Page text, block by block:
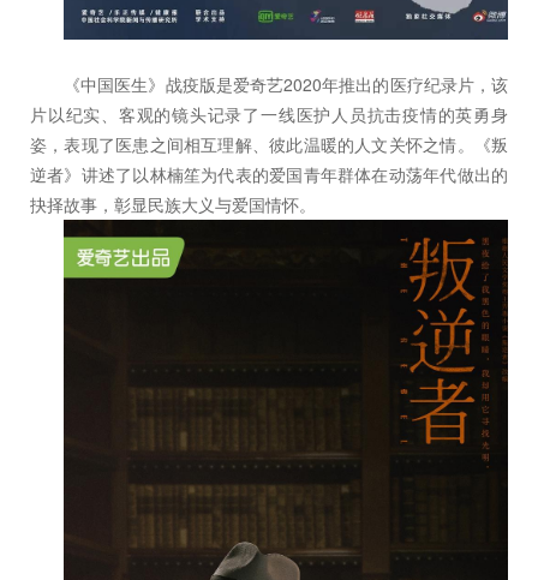
《中国医生》战疫版是爱奇艺2020年推出的医疗纪录片，该
片以纪实、客观的镜头记录了一线医护人员抗击疫情的英勇身
姿，表现了医患之间相互理解、彼此温暖的人文关怀之情。《叛
逆者》讲述了以林楠笙为代表的爱国青年群体在动荡年代做出的
抉择故事，彰显民族大义与爱国情怀。